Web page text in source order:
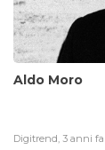
Aldo Moro
Digitrend, 3 anni fa